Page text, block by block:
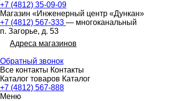
+7 (4812) 35-09-09
Магазин «Инженерный центр «Дункан»
+7 (4812) 567-333 — многоканальный
п. Загорье, д. 53
Адреса магазинов
Обратный звонок
Все контакты Контакты
Каталог товаров Каталог
+7 (4812) 567-888
Меню